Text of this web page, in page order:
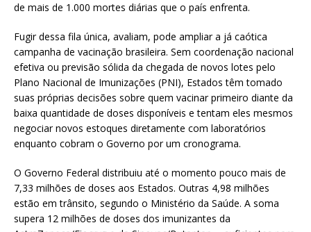
de mais de 1.000 mortes diárias que o país enfrenta.
Fugir dessa fila única, avaliam, pode ampliar a já caótica
campanha de vacinação brasileira. Sem coordenação nacional
efetiva ou previsão sólida da chegada de novos lotes pelo
Plano Nacional de Imunizações (PNI), Estados têm tomado
suas próprias decisões sobre quem vacinar primeiro diante da
baixa quantidade de doses disponíveis e tentam eles mesmos
negociar novos estoques diretamente com laboratórios
enquanto cobram o Governo por um cronograma.
O Governo Federal distribuiu até o momento pouco mais de
7,33 milhões de doses aos Estados. Outras 4,98 milhões
estão em trânsito, segundo o Ministério da Saúde. A soma
supera 12 milhões de doses dos imunizantes da